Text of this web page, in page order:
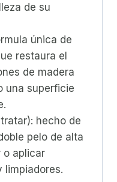
de su
única de
restaura el
de madera
una superficie
tratar): hecho de
pelo de alta
o aplicar
limpiadores.